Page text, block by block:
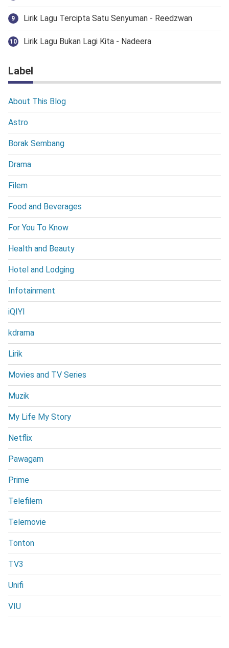
Lirik Lagu Tercipta Satu Senyuman - Reedzwan
Lirik Lagu Bukan Lagi Kita - Nadeera
Label
About This Blog
Astro
Borak Sembang
Drama
Filem
Food and Beverages
For You To Know
Health and Beauty
Hotel and Lodging
Infotainment
iQIYI
kdrama
Lirik
Movies and TV Series
Muzik
My Life My Story
Netflix
Pawagam
Prime
Telefilem
Telemovie
Tonton
TV3
Unifi
VIU